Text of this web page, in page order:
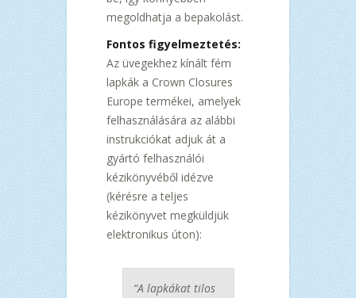
megoldhatja a bepakolást.
Fontos figyelmeztetés:
Az üvegekhez kínált fém
lapkák a Crown Closures
Europe termékei, amelyek
felhasználására az alábbi
instrukciókat adjuk át a
gyártó felhasználói
kézikönyvéből idézve
(kérésre a teljes
kézikönyvet megküldjük
elektronikus úton):
“A lapkákat tilos